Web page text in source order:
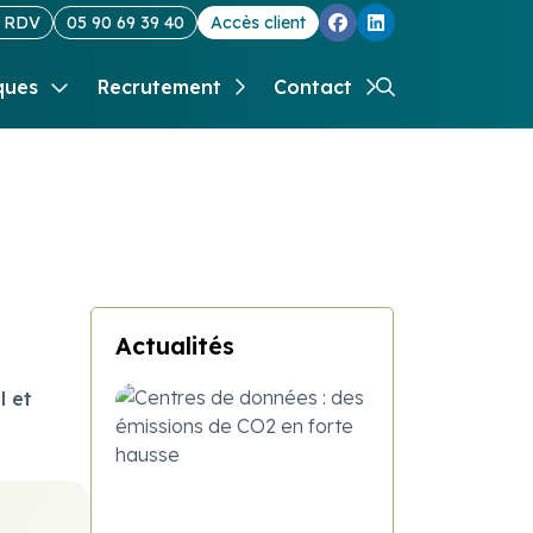
05 90 69 39 40 Accès client
d'entreprise
Recrutement Contact
et
Actualités